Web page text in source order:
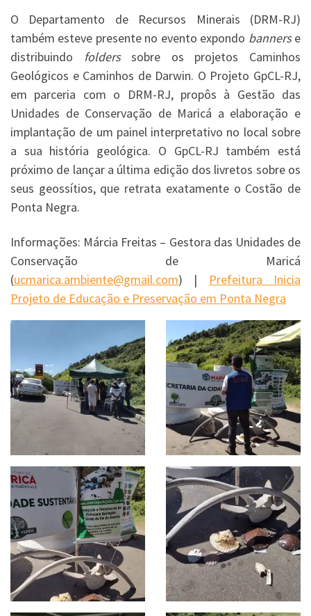
O Departamento de Recursos Minerais (DRM-RJ)
também esteve presente no evento expondo bannerse
distribuindo folderssobre os projetos Caminhos
Geológicos e Caminhos de Darwin. O Projeto GpCL-RJ,
em parceria com o DRM-RJ, propôs à Gestão das
Unidades de Conservação de Maricá a elaboração e
implantação de um painel interpretativo no local sobre
a sua história geológica. O GpCL-RJ também está
próximo de lançar a última edição dos livretos sobre os
seus geossítios, que retrata exatamente o Costão de
Ponta Negra.
Informações: Márcia Freitas – Gestora das Unidades de
Conservação de Maricá
(ucmarica.ambiente@gmail.com) |
Prefeitura Inicia
Projeto de Educação e Preservação em Ponta Negra